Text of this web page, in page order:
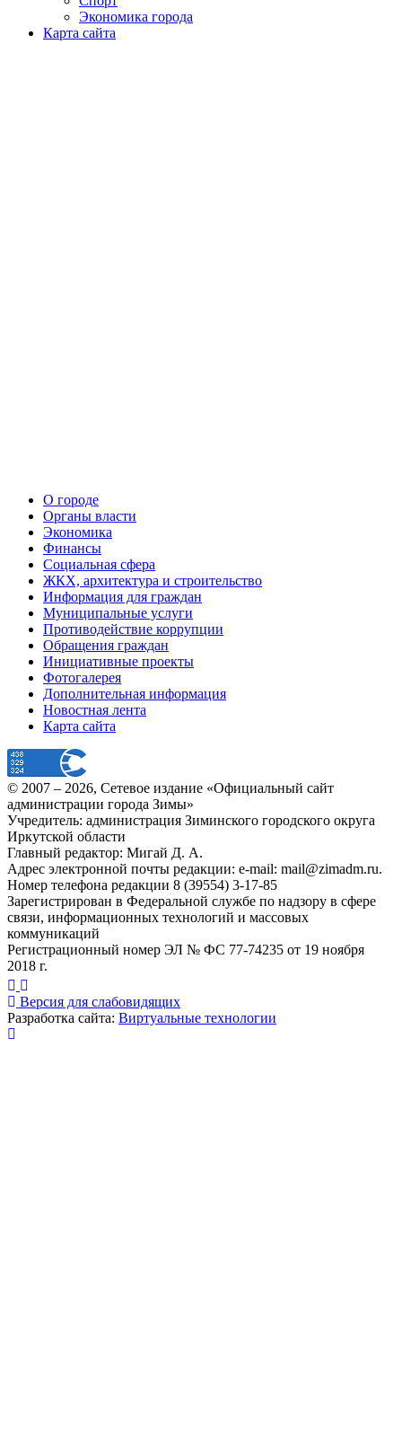
Экономика города
Карта сайта
О городе
Органы власти
Экономика
Финансы
Социальная сфера
ЖКХ, архитектура и строительство
Информация для граждан
Муниципальные услуги
Противодействие коррупции
Обращения граждан
Инициативные проекты
Фотогалерея
Дополнительная информация
Новостная лента
Карта сайта
© 2007 – 2026, Сетевое издание «Официальный сайт
администрации города Зимы»
Учредитель: администрация Зиминского городского округа
Иркутской области
Главный редактор: Мигай Д. А.
Адрес электронной почты редакции: e-mail: mail@zimadm.ru.
Номер телефона редакции 8 (39554) 3-17-85
Зарегистрирован в Федеральной службе по надзору в сфере
связи, информационных технологий и массовых
коммуникаций
Регистрационный номер ЭЛ № ФС 77-74235 от 19 ноября
2018 г.
Версия для слабовидящих
Разработка сайта: Виртуальные технологии